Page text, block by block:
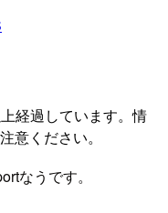
経過しています。情
意ください。
なうです。